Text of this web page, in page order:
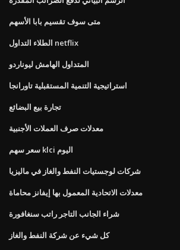
متى سوف تقسيم بابا الأسهم
الطلاء التداول netflix
المتداول الهامش ليوناردو
استراتيجية التنمية المستقبلية تاورانجا
تجارة بيع البضائع
معدلات صرف العملات الأجنبية
سعر سهم klci اليوم
شركات لوجستيات النفط والغاز في ماليزيا
معدلات الاتحادية المعمول بها إيفانز محاماة
شراء الجانب التاجر راتب سنغافورة
كل شيء عن شركة النفط والغاز